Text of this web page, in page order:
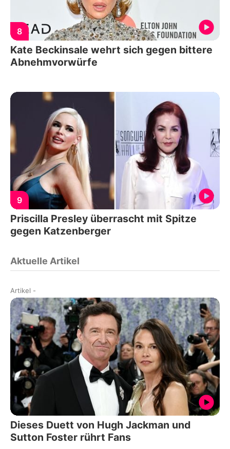
8
Kate Beckinsale wehrt sich gegen bittere
Abnehmvorwürfe
9
Priscilla Presley überrascht mit Spitze
gegen Katzenberger
Aktuelle Artikel
Artikel -
Dieses Duett von Hugh Jackman und
Sutton Foster rührt Fans